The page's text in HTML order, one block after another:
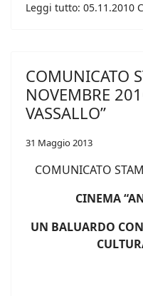
Leggi tutto: 05.11.2010
COMUNICATO
NOVEMBRE
VASSALLO”
31 Maggio 2013
COMUNICATO
CINEMA
UN BALUARDO